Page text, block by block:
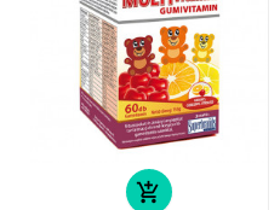
add_shopping_cart